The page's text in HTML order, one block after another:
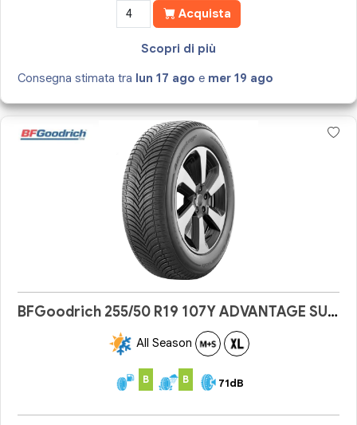
Acquista
Scopri di più
Consegna stimata tra lun 17 ago e mer 19 ago
BFGoodrich 255/50 R19 107Y ADVANTAGE SUV ALL-SEASON
All Season
B B 71dB